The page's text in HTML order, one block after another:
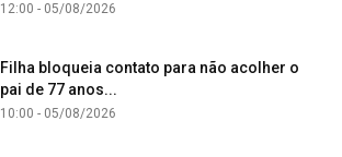
12:00 - 05/08/2026
Filha bloqueia contato para não acolher o
pai de 77 anos...
10:00 - 05/08/2026